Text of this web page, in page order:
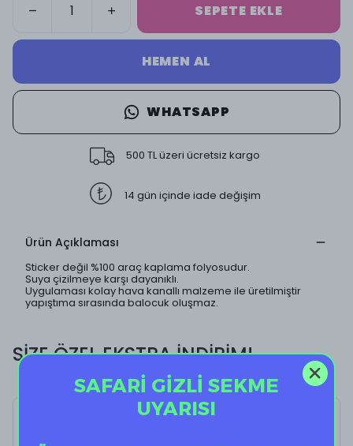
SEPETE EKLE
HEMEN AL
WHATSAPP
500 TL üzeri ücretsiz kargo
14 gün içinde iade değişim
Ürün Açıklaması
Sticker değil %100 araç kaplama folyosudur.
Suya çizilmeye karşı dayanıklı.
Uygulaması kolay hava kanallı malzeme ile üretilmiştir
yapıştıma sırasında balocuk oluşmaz.
SİZE ÖZEL EKSTRA İNDİRİM!
SAFARİ GİZLİ SEKME
UYARISI